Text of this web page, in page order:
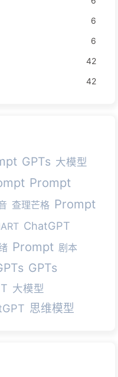
6
6
42
42
GPTs 大模型
Prompt
查理芒格 Prompt
ChatGPT
Prompt 剧本
GPTs
大模型
思维模型